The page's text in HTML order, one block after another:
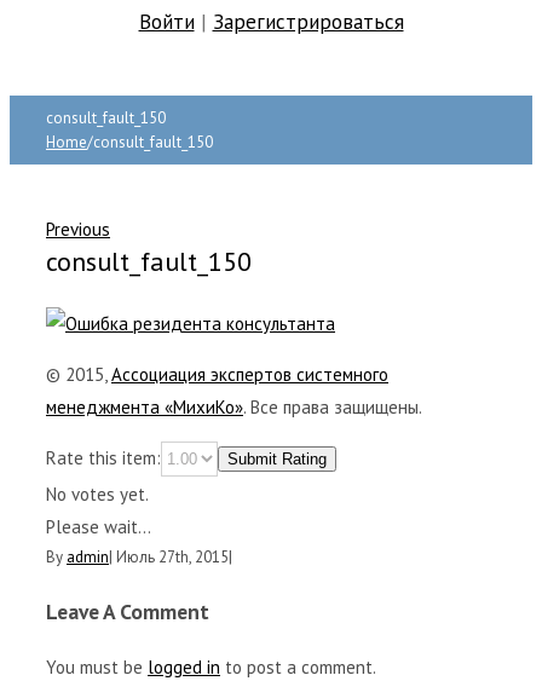
Войти| Зарегистрироваться
consult_fault_150
Home/consult_fault_150
Previous
consult_fault_150
© 2015,Ассоциация экспертов системного
менеджмента «МихиКо». Все права защищены.
Rate this item: Submit Rating
No votes yet.
Please wait...
By admin| Июль 27th, 2015|
Leave A Comment
You must be logged in to post a comment.